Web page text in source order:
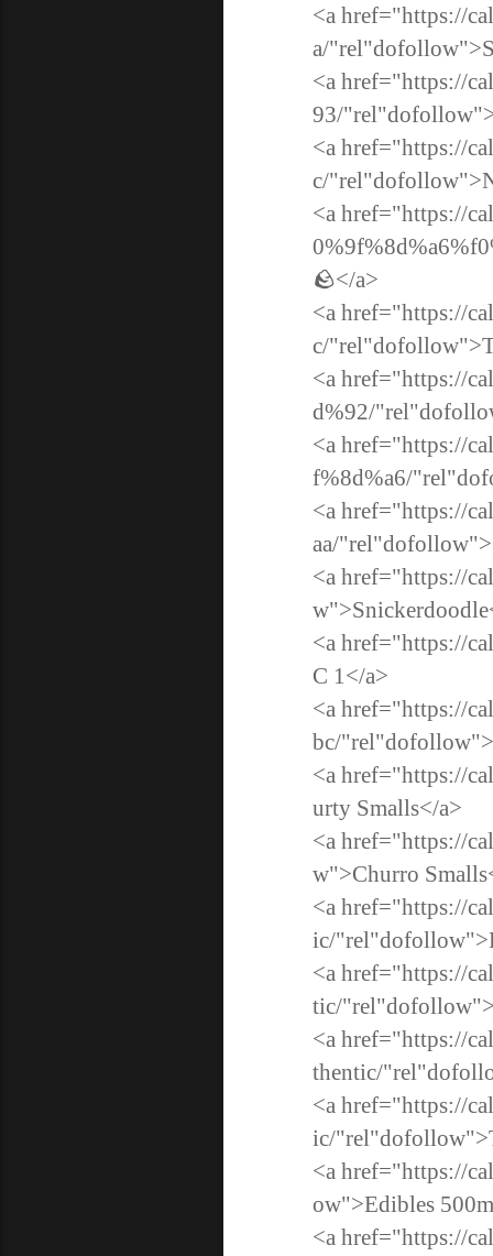
<a href="https://
a/
<a href="https://
93/
<a href="https://
c/
<a href="https://
🪨</a>
<a href="https://
c/
<a href="https://
d%92/
<a href="https://
f%8d%a6/
<a href="https://
aa/
<a href="https://
<a href="https://
C 1</a>
<a href="https://
bc/
<a href="https://
urty Smalls</a>
<a href="https://
w">Churro
<a href="https://
ic/
<a href="https://
tic/
<a href="https://
thentic/
<a href="https://
ic/
<a href="https://
ow">Edibles
<a href="https://